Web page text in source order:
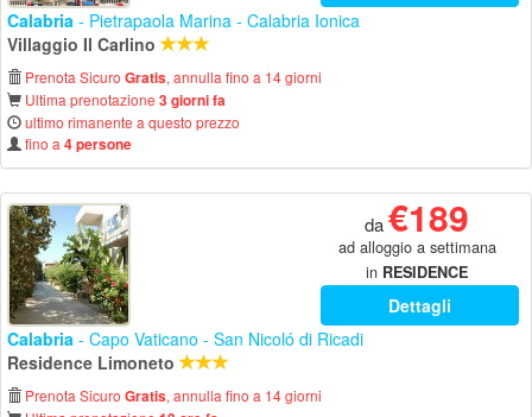
Calabria - Pietrapaola Marina - Calabria Ionica
Villaggio Il Carlino
Prenota Sicuro Gratis, annulla fino a 14 giorni
Ultima prenotazione 3 giorni fa
ultimo rimanente a questo prezzo
fino a 4 persone
da€189
ad alloggio a settimana
in RESIDENCE
Dettagli
Calabria - Capo Vaticano - San Nicoló di Ricadi
Residence Limoneto
Prenota Sicuro Gratis, annulla fino a 14 giorni